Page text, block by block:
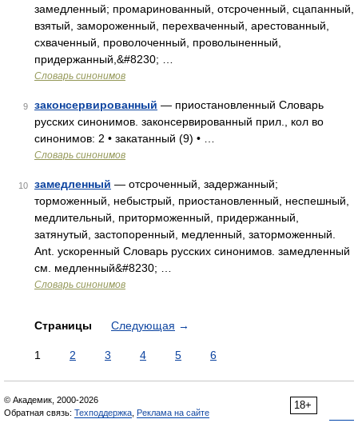
замедленный; промаринованный, отсроченный, сцапанный,
взятый, замороженный, перехваченный, арестованный,
схваченный, проволоченный, проволыненный,
придержанный,&#8230; …
Словарь синонимов
9 законсервированный — приостановленный Словарь
русских синонимов. законсервированный прил., кол во
синонимов: 2 • закатанный (9) • …
Словарь синонимов
10 замедленный — отсроченный, задержанный;
торможенный, небыстрый, приостановленный, неспешный,
медлительный, приторможенный, придержанный,
затянутый, застопоренный, медленный, заторможенный.
Ant. ускоренный Словарь русских синонимов. замедленный
см. медленный&#8230; …
Словарь синонимов
Страницы Следующая →
1 2 3 4 5 6
18+
© Академик, 2000-2026
Обратная связь: Техподдержка Реклама на сайте